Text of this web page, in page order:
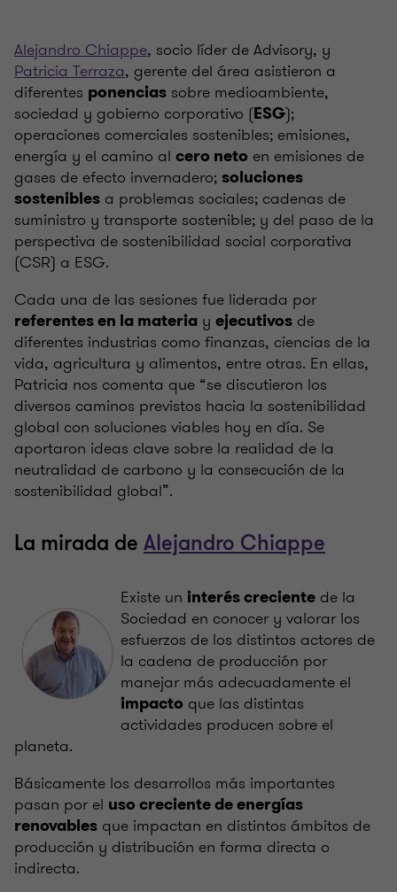
Alejandro Chiappe, socio líder de Advisory, y
Patricia Terraza, gerente del área asistieron a
diferentes ponencias sobre medioambiente,
sociedad y gobierno corporativo (ESG);
operaciones comerciales sostenibles; emisiones,
energía y el camino al cero neto en emisiones de
gases de efecto invernadero; soluciones
sostenibles a problemas sociales; cadenas de
suministro y transporte sostenible; y del paso de la
perspectiva de sostenibilidad social corporativa
(CSR) a ESG.
Cada una de las sesiones fue liderada por
referentes en la materia y ejecutivos de
diferentes industrias como finanzas, ciencias de la
vida, agricultura y alimentos, entre otras. En ellas,
Patricia nos comenta que “se discutieron los
diversos caminos previstos hacia la sostenibilidad
global con soluciones viables hoy en día. Se
aportaron ideas clave sobre la realidad de la
neutralidad de carbono y la consecución de la
sostenibilidad global”.
La mirada de Alejandro Chiappe
Existe un interés creciente de la
Sociedad en conocer y valorar los
esfuerzos de los distintos actores de
la cadena de producción por
manejar más adecuadamente el
impacto que las distintas
actividades producen sobre el
planeta.
Básicamente los desarrollos más importantes
pasan por el uso creciente de energías
renovables que impactan en distintos ámbitos de
producción y distribución en forma directa o
indirecta.